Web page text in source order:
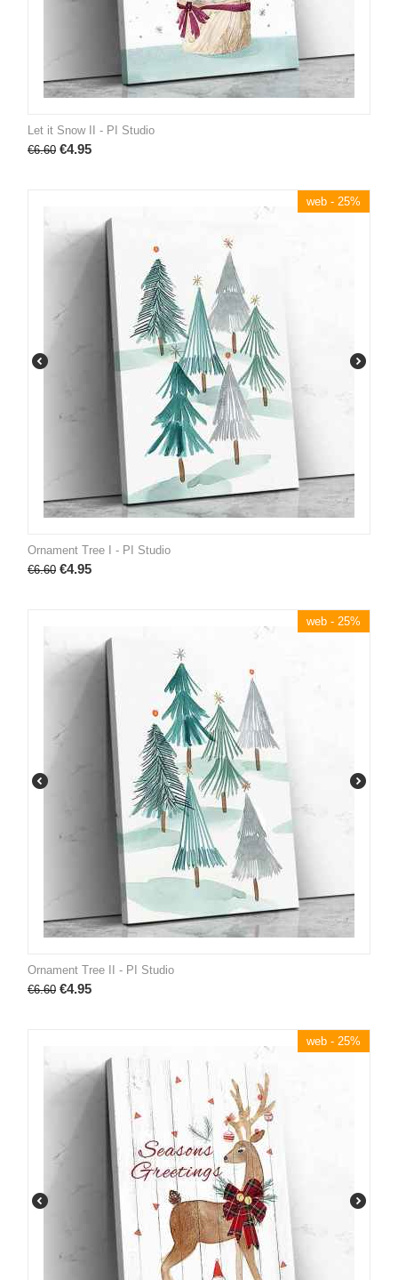
Let it Snow II - PI Studio
€6.60 €4.95
web - 25%
Ornament Tree I - PI Studio
€6.60 €4.95
web - 25%
Ornament Tree II - PI Studio
€6.60 €4.95
web - 25%